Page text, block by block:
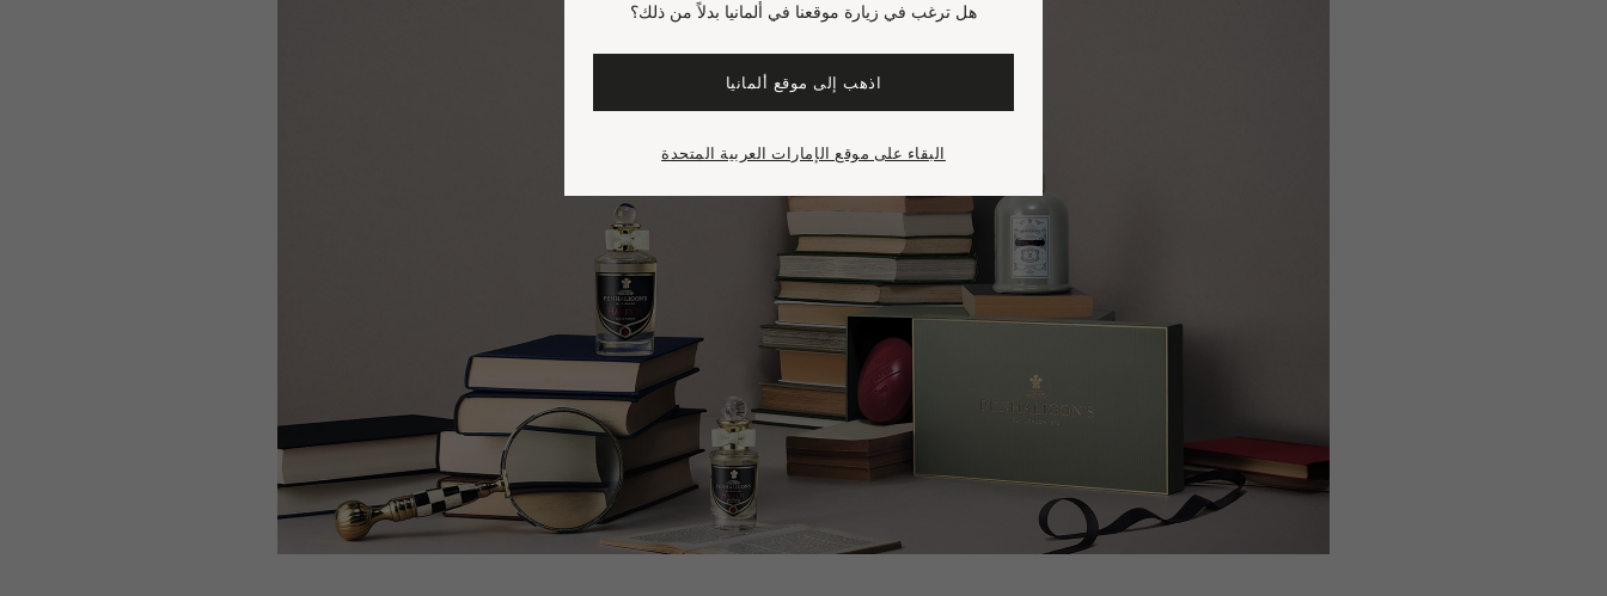
هل ترغب في زيارة موقعنا في ألمانيا بدلاً من ذلك؟
اذهب إلى موقع ألمانيا
البقاء على موقع الإمارات العربية المتحدة